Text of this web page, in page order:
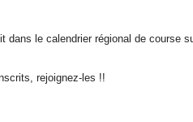
le calendrier régional de course
rejoignez-les !!